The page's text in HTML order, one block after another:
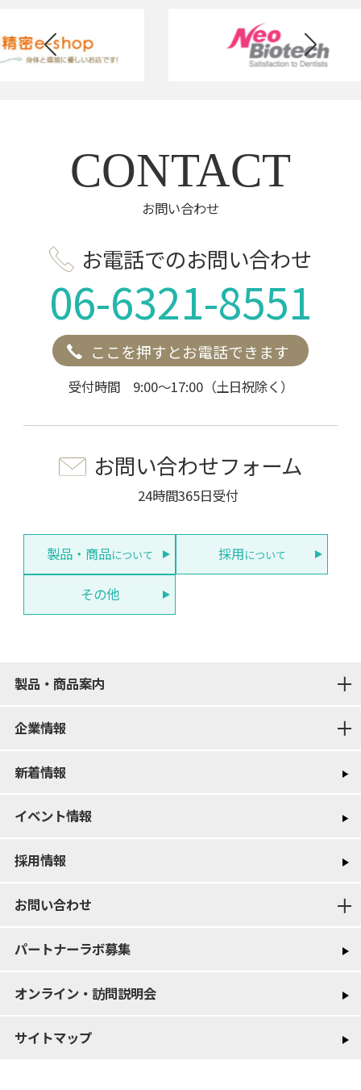
CONTACT
お問い合わせ
お電話でのお問い合わせ
06-6321-8551
ここを押すとお電話できます
受付時間 9:00～17:00（土日祝除く）
お問い合わせフォーム
24時間365日受付
製品・商品について 採用について
その他
製品・商品案内
企業情報
新着情報
イベント情報
採用情報
お問い合わせ
パートナーラボ募集
オンライン・訪問説明会
サイトマップ